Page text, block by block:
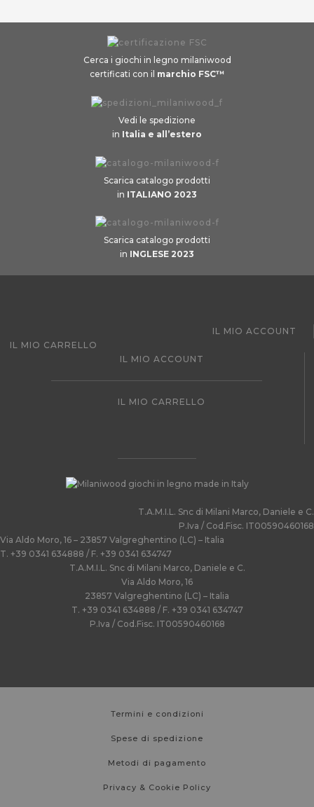
Cerca i giochi in legno milaniwood
certificati con il marchio FSC™
Vedi le spedizione
in Italia e all’estero
Scarica catalogo prodotti
in ITALIANO 2023
Scarica catalogo prodotti
in INGLESE 2023
IL MIO ACCOUNT
IL MIO CARRELLO
IL MIO ACCOUNT
IL MIO CARRELLO
T.A.M.I.L. Snc di Milani Marco, Daniele e C.
P.Iva / Cod.Fisc. IT00590460168
Via Aldo Moro, 16 – 23857 Valgreghentino (LC) – Italia
T. +39 0341 634888 / F. +39 0341 634747
T.A.M.I.L. Snc di Milani Marco, Daniele e C.
Via Aldo Moro, 16
23857 Valgreghentino (LC) – Italia
T. +39 0341 634888 / F. +39 0341 634747
P.Iva / Cod.Fisc. IT00590460168
Termini e condizioni
Spese di spedizione
Metodi di pagamento
Privacy & Cookie Policy